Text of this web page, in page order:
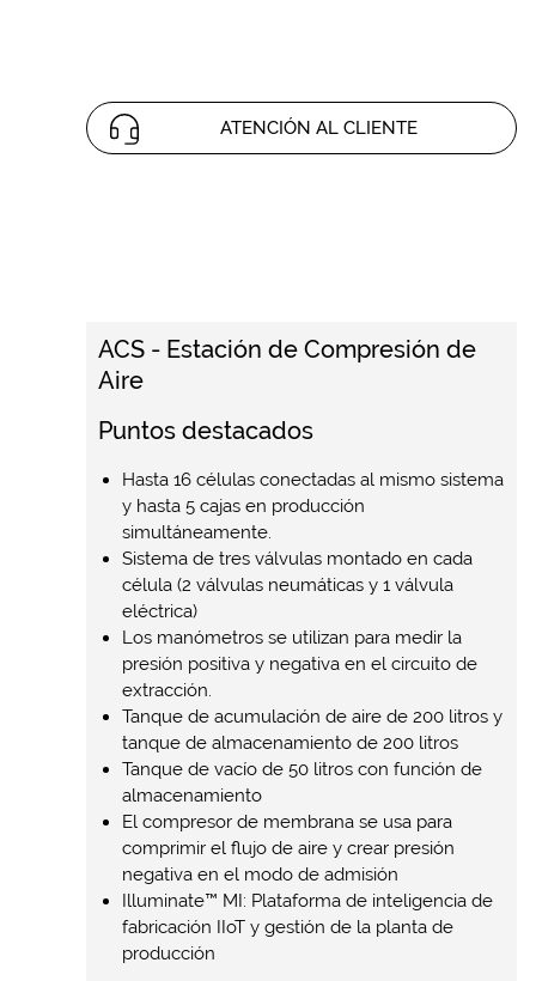
ATENCIÓN AL CLIENTE
ACS - Estación de Compresión de
Aire
Puntos destacados
Hasta 16 células conectadas al mismo sistema
y hasta 5 cajas en producción
simultáneamente.
Sistema de tres válvulas montado en cada
célula (2 válvulas neumáticas y 1 válvula
eléctrica)
Los manómetros se utilizan para medir la
presión positiva y negativa en el circuito de
extracción.
Tanque de acumulación de aire de 200 litros y
tanque de almacenamiento de 200 litros
Tanque de vacío de 50 litros con función de
almacenamiento
El compresor de membrana se usa para
comprimir el flujo de aire y crear presión
negativa en el modo de admisión
Illuminate™ MI: Plataforma de inteligencia de
fabricación IIoT y gestión de la planta de
producción